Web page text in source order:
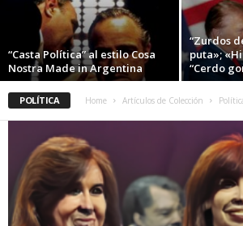
“Casta Política” al estilo Cosa
Nostra Made in Argentina
“Zurdos
puta»;
“Cerdo
POLÍTICA Home Artículos de Colección